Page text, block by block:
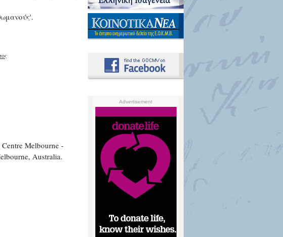
Melbourne -
Australia.
Advertisement